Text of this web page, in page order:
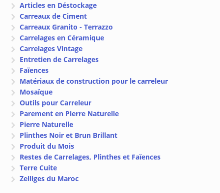
Articles en Déstockage
Carreaux de Ciment
Carreaux Granito - Terrazzo
Carrelages en Céramique
Carrelages Vintage
Entretien de Carrelages
Faïences
Matériaux de construction pour le carreleur
Mosaïque
Outils pour Carreleur
Parement en Pierre Naturelle
Pierre Naturelle
Plinthes Noir et Brun Brillant
Produit du Mois
Restes de Carrelages, Plinthes et Faïences
Terre Cuite
Zelliges du Maroc